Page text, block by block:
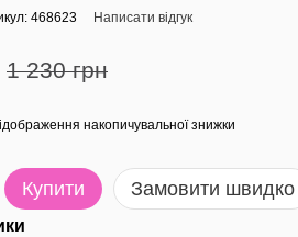
468623 Написати відгук
1 230 грн
накопичувальної знижки
Купити Замовити швидко